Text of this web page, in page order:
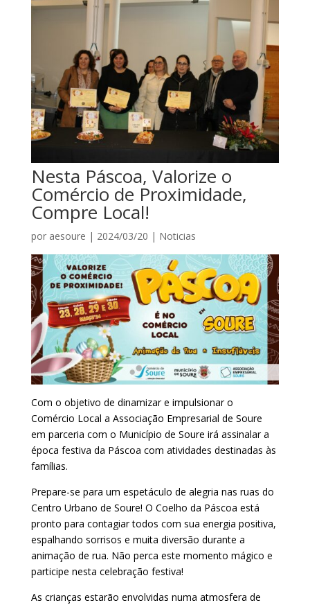
Nesta Páscoa, Valorize o
Comércio de Proximidade,
Compre Local!
por aesoure | 2024/03/20 | Noticias
Com o objetivo de dinamizar e impulsionar o
Comércio Local a Associação Empresarial de Soure
em parceria com o Município de Soure irá assinalar a
época festiva da Páscoa com atividades destinadas às
famílias.
Prepare-se para um espetáculo de alegria nas ruas do
Centro Urbano de Soure! O Coelho da Páscoa está
pronto para contagiar todos com sua energia positiva,
espalhando sorrisos e muita diversão durante a
animação de rua. Não perca este momento mágico e
participe nesta celebração festiva!
As crianças estarão envolvidas numa atmosfera de